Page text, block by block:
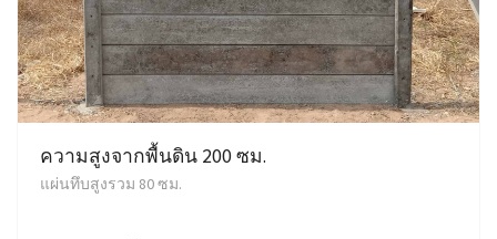
ความสูงจากพื้นดิน 200 ซม.
แผ่นทึบสูงรวม 80 ซม.